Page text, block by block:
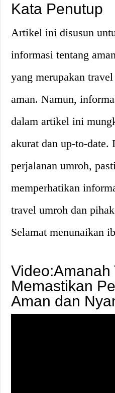
Kata Penutup
Artikel ini disusun
informasi tentang
yang merupakan
aman. Namun,
dalam artikel ini
akurat dan up-to-date.
perjalanan umroh,
memperhatikan
travel umroh dan
Selamat menunaikan
Video:Amanah
Memastikan
Aman dan